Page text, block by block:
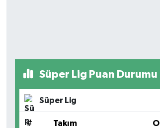
Süper Lig Puan Durumu
Süper Lig
# Takım O